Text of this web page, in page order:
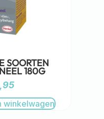
SOORTEN
180G
winkelwagen